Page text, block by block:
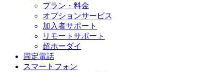
プラン・料金
オプションサービス
加入者サポート
リモートサポート
超ホーダイ
固定電話
スマートフォン